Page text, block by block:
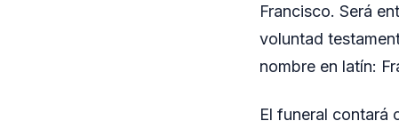
Francisco. Será
voluntad
nombre en latín:
El funeral contará